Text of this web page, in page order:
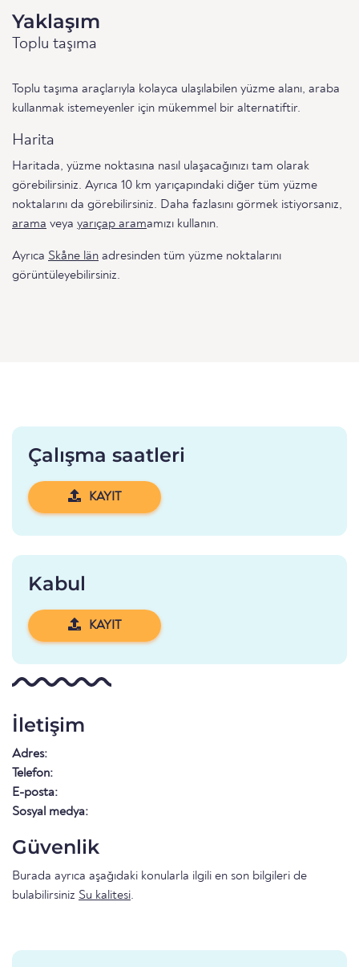
Yaklaşım
Toplu taşıma
Toplu taşıma araçlarıyla kolayca ulaşılabilen yüzme alanı, araba
kullanmak istemeyenler için mükemmel bir alternatiftir.
Harita
Haritada, yüzme noktasına nasıl ulaşacağınızı tam olarak
görebilirsiniz. Ayrıca 10 km yarıçapındaki diğer tüm yüzme
noktalarını da görebilirsiniz. Daha fazlasını görmek istiyorsanız,
arama veya yarıçap aramamızı kullanın.
Ayrıca Skåne län adresinden tüm yüzme noktalarını
görüntüleyebilirsiniz.
Çalışma saatleri
KAYIT
Kabul
KAYIT
İletişim
Adres:
Telefon:
E-posta:
Sosyal medya:
Güvenlik
Burada ayrıca aşağıdaki konularla ilgili en son bilgileri de
bulabilirsiniz Su kalitesi.